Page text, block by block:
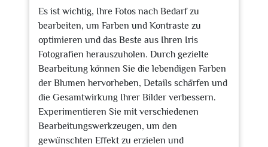
Es ist wichtig, Ihre Fotos nach Bedarf zu
bearbeiten, um Farben und Kontraste zu
optimieren und das Beste aus Ihren Iris
Fotografien herauszuholen. Durch gezielte
Bearbeitung können Sie die lebendigen Farben
der Blumen hervorheben, Details schärfen und
die Gesamtwirkung Ihrer Bilder verbessern.
Experimentieren Sie mit verschiedenen
Bearbeitungswerkzeugen, um den
gewünschten Effekt zu erzielen und